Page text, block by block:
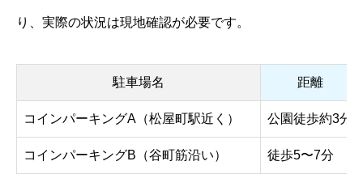
り、実際の状況は現地確認が必要です。
駐車場名 距離
コインパーキングA（松屋町駅近く） 公園徒歩約3分
コインパーキングB（谷町筋沿い） 徒歩5〜7分